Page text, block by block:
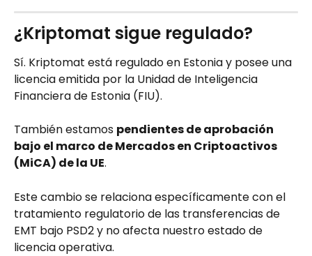
¿Kriptomat sigue regulado?
Sí. Kriptomat está regulado en Estonia y posee una
licencia emitida por la Unidad de Inteligencia
Financiera de Estonia (FIU).
También estamos pendientes de aprobación
bajo el marco de Mercados en Criptoactivos
(MiCA) de la UE.
Este cambio se relaciona específicamente con el
tratamiento regulatorio de las transferencias de
EMT bajo PSD2 y no afecta nuestro estado de
licencia operativa.